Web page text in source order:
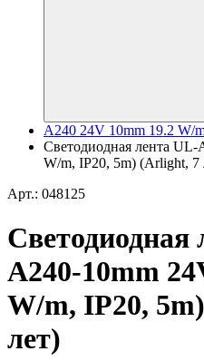
A240 24V 10mm 19.2 W/
Светодиодная лента
W/m, IP20, 5m) (Arlight, 7
Арт.: 048125
Светодиодная
A240-10mm
W/m, IP20,
лет)